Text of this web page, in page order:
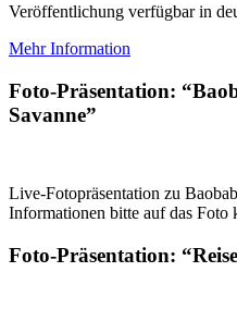
Veröffentlichung verfügbar in
Mehr Information
Foto-Präsentation:
Savanne”
Live-Fotopräsentation zu
Informationen bitte auf das Foto
Foto-Präsentation: